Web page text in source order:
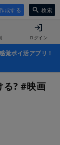
成する 検索
ログイン
覚ポイ活アプリ！
る? #映画